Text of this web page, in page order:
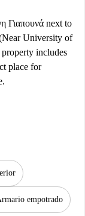
Γιαπουνά next to
University of
includes
place for
empotrado